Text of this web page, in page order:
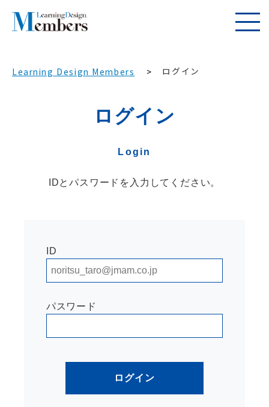
Learning Design Members ログイン
ログイン
Login
IDとパスワードを入力してください。
ID
パスワード
ログイン